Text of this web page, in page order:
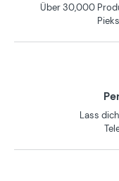
Über 30,000
Lass